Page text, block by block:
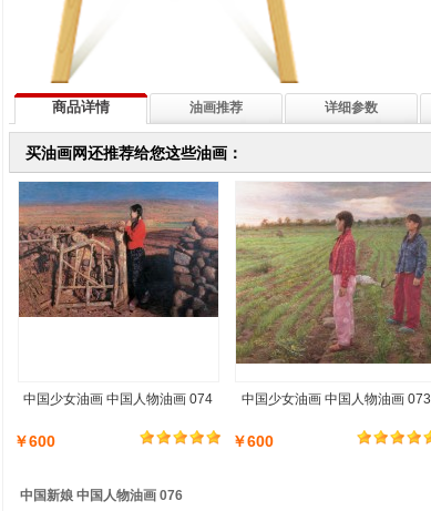
商品详情 油画推荐 详细参数
买油画网还推荐给您这些油画：
中国少女油画 中国人物油画 074
￥600
中国少女油画 中国人物油画 073
￥600
中国新娘 中国人物油画 076